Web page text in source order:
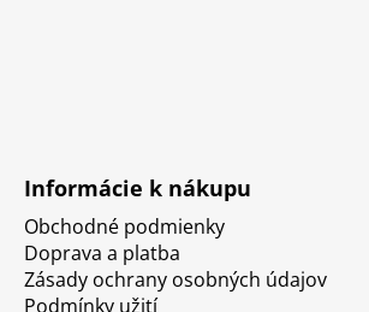
Informácie k nákupu
Obchodné podmienky
Doprava a platba
Zásady ochrany osobných údajov
Podmínky užití